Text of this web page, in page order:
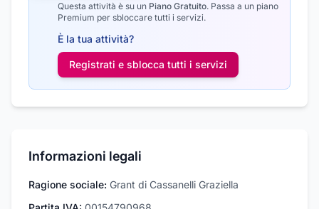
Questa attività è su un Piano Gratuito. Passa a un piano
Premium per sbloccare tutti i servizi.
È la tua attività?
Registrati e sblocca tutti i servizi
Informazioni legali
Ragione sociale: Grant di Cassanelli Graziella